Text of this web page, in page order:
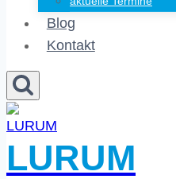
Blog
Kontakt
LURUM